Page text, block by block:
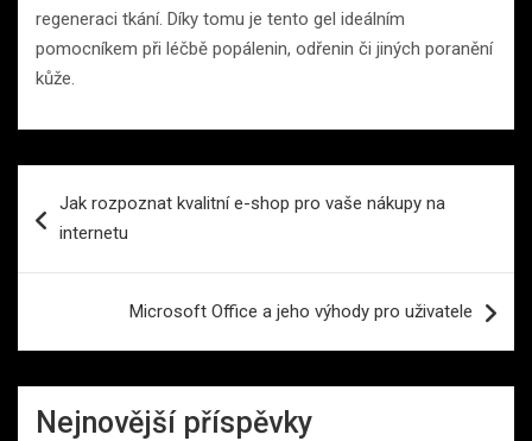
regeneraci tkání. Díky tomu je tento gel ideálním
pomocníkem při léčbě popálenin, odřenin či jiných poranění
kůže.
proJak rozpoznat kvalitní e-shop pro vaše nákupy na
internetu
Microsoft Office a jeho výhody pro uživatele
Nejnovější příspěvky